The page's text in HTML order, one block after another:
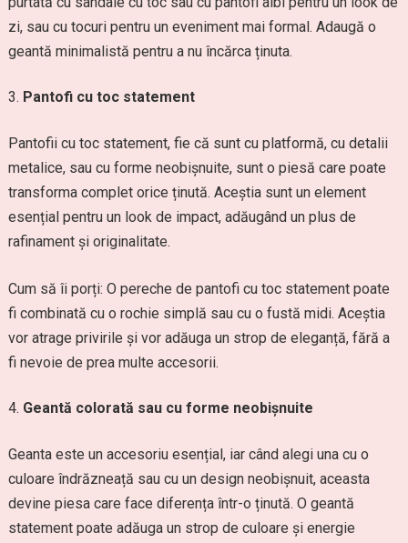
zi, sau cu tocuri pentru un eveniment mai formal. Adaugă o
geantă minimalistă pentru a nu încărca ținuta.
Pantofi cu toc statement
Pantofii cu toc statement, fie că sunt cu platformă, cu detalii
metalice, sau cu forme neobișnuite, sunt o piesă care poate
transforma complet orice ținută. Aceștia sunt un element
esențial pentru un look de impact, adăugând un plus de
rafinament și originalitate.
Cum să îi porți: O pereche de pantofi cu toc statement poate
fi combinată cu o rochie simplă sau cu o fustă midi. Aceștia
vor atrage privirile și vor adăuga un strop de eleganță, fără a
fi nevoie de prea multe accesorii.
Geantă colorată sau cu forme neobișnuite
Geanta este un accesoriu esențial, iar când alegi una cu o
culoare îndrăzneață sau cu un design neobișnuit, aceasta
devine piesa care face diferența într-o ținută. O geantă
statement poate adăuga un strop de culoare și energie